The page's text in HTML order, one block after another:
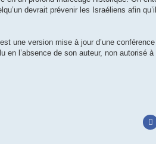
devrait prévenir les Israéliens afin
une version mise à jour d’une
en l’absence de son auteur, non autorisé